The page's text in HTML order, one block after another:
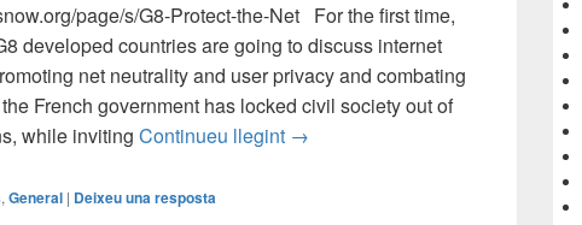
page/s/G8-Protect-the-Net For the first time,
developed countries are going to discuss internet
net neutrality and user privacy and combating
French government has locked civil society out of
while inviting Continueu llegint G8: Protect the Net
→
, General | Deixeu una resposta